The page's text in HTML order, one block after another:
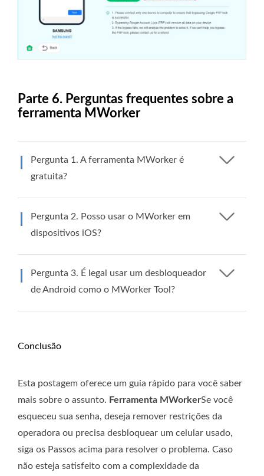
Parte 6. Perguntas frequentes sobre a
ferramenta MWorker
Pergunta 1. A ferramenta MWorker é
gratuita?
Pergunta 2. Posso usar o MWorker em
dispositivos iOS?
Pergunta 3. É legal usar um desbloqueador
de Android como o MWorker Tool?
Conclusão
Esta postagem oferece um guia rápido para você saber
mais sobre o assunto. Ferramenta MWorkerSe você
esqueceu sua senha, deseja remover restrições da
operadora ou precisa desbloquear um celular usado,
siga os Passos acima para resolver o problema. Caso
não esteja satisfeito com a complexidade da